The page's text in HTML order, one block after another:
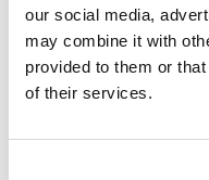
our social media,
may combine it with
provided to them or
of their services.
zusammengestellt oder
eigenem Badezimmer.
+ Kaution (wird nach dem